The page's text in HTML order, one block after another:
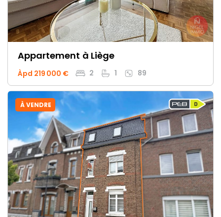
Appartement à Liège
Àpd 219 000 € 2 1 89
À VENDRE